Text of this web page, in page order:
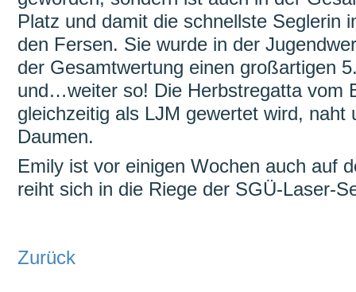
Platz und damit die schnellste Seglerin
den Fersen. Sie wurde in der
der Gesamtwertung einen großartigen
und…weiter so! Die Herbstregatta vom
gleichzeitig als LJM gewertet wird, naht
Daumen.
Emily ist vor einigen Wochen auch auf
reiht sich in die Riege der SGÜ-Laser-
Zurück